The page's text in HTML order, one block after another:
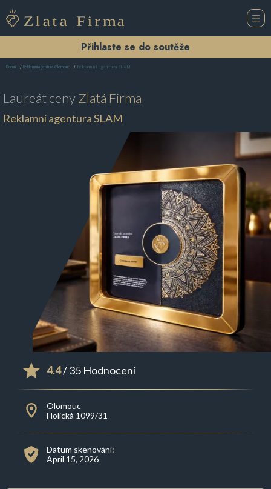
Přihlaste se do soutěže
Domů Reklamní agentura Olomouc Reklamní agentura SLAM
Laureát cenyZlatá Firma
Reklamní agentura SLAM
4.4/ 35 Hodnocení
Olomouc
Holická 1099/31
Datum skenování:
April 15, 2026